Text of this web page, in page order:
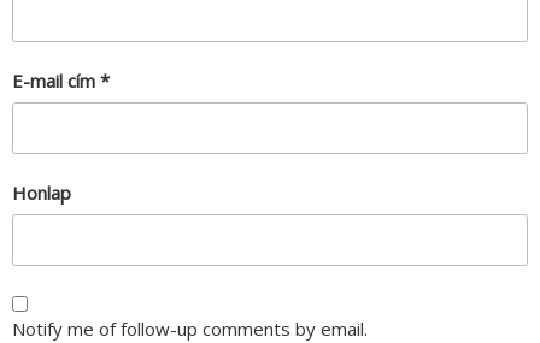
E-mail cím *
Honlap
Notify me of follow-up comments by email.